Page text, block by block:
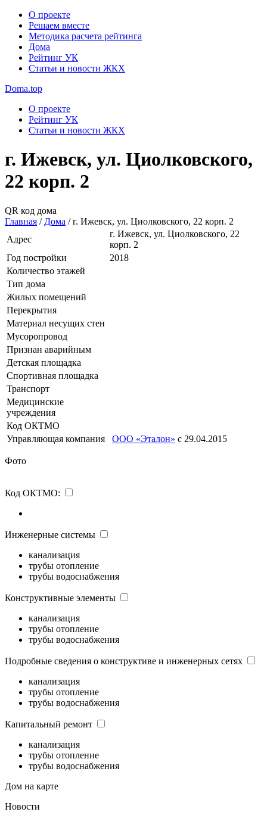
О проекте
Решаем вместе
Методика расчета рейтинга
Дома
Рейтинг УК
Статьи и новости ЖКХ
Doma.top
О проекте
Рейтинг УК
Статьи и новости ЖКХ
г. Ижевск, ул. Циолковского,
22 корп. 2
QR код дома
Главная / Дома / г. Ижевск, ул. Циолковского, 22 корп. 2
Адрес
г. Ижевск, ул. Циолковского, 22
корп. 2
Год постройки
2018
Количество этажей
Тип дома
Жилых помещений
Перекрытия
Материал несущих стен
Мусоропровод
Признан аварийным
Детская площадка
Спортивная площадка
Транспорт
Медицинские
учреждения
Код ОКТМО
Управляющая компания
ООО «Эталон» с 29.04.2015
Фото
Код ОКТМО:
Инженерные системы
канализация
трубы отопление
трубы водоснабжения
Конструктивные элементы
канализация
трубы отопление
трубы водоснабжения
Подробные сведения о конструктиве и инженерных сетях
канализация
трубы отопление
трубы водоснабжения
Капитальный ремонт
канализация
трубы отопление
трубы водоснабжения
Дом на карте
Новости